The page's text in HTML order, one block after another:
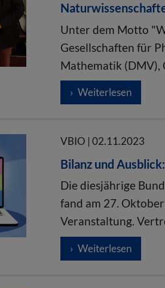
Unter dem Motto
Gesellschaften für
Mathematik (DMV),
Weiterlesen
VBIO | 02.11.2023
Bilanz und
Die diesjährige
fand am 27.
Veranstaltung.
Weiterlesen